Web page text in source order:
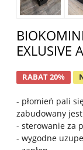
EXLUSIVE
RABAT 20%
- płomień pali
zabudowany
- sterowanie za
- wygodne